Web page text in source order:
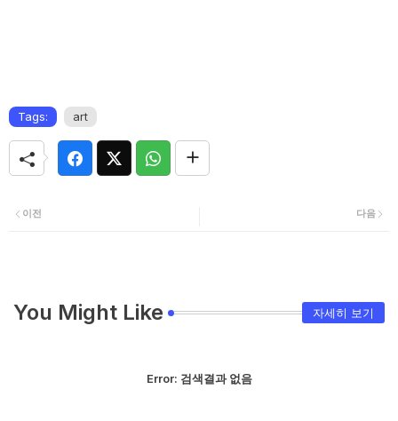
Tags: art
다음
이전
You Might Like 자세히 보기
Error: 검색결과 없음